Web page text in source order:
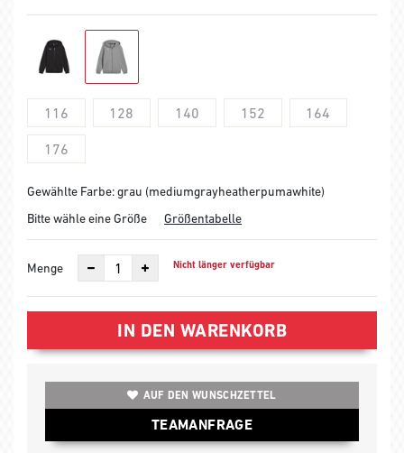
116 128 140 152 164
176
Gewählte Farbe: grau (mediumgrayheatherpumawhite)
Bitte wähle eine Größe
Größentabelle
Menge Nicht länger verfügbar
IN DEN WARENKORB
AUF DEN WUNSCHZETTEL
TEAMANFRAGE